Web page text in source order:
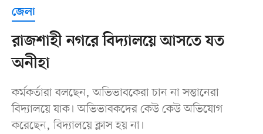
জেলা
রাজশাহী নগরে বিদ্যালয়ে আসতে যত
অনীহা
কর্মকর্তারা বলছেন, অভিভাবকেরা চান না সন্তানেরা
বিদ্যালয়ে যাক। অভিভাবকদের কেউ কেউ অভিযোগ
করেছেন, বিদ্যালয়ে ক্লাস হয় না।